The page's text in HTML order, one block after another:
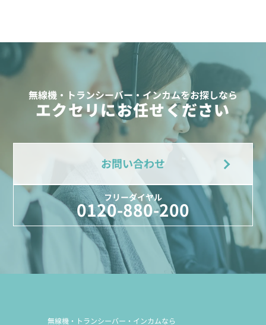
無線機・トランシーバー・インカムをお探しなら
エクセリにお任せください
お問い合わせ
フリーダイヤル
0120-880-200
無線機・トランシーバー・インカムなら